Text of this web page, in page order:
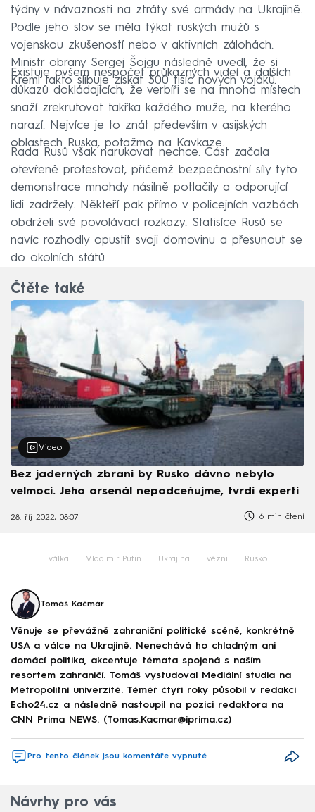
týdny v návaznosti na ztráty své armády na Ukrajině.
Podle jeho slov se měla týkat ruských mužů s
vojenskou zkušeností nebo v aktivních zálohách.
Ministr obrany Sergej Šojgu následně uvedl, že si
Kreml takto slibuje získat 300 tisíc nových vojáků.
Existuje ovšem nespočet průkazných videí a dalších
důkazů dokládajících, že verbíři se na mnoha místech
snaží zrekrutovat takřka každého muže, na kterého
narazí. Nejvíce je to znát především v asijských
oblastech Ruska, potažmo na Kavkaze.
Řada Rusů však narukovat nechce. Část začala
otevřeně protestovat, přičemž bezpečnostní síly tyto
demonstrace mnohdy násilně potlačily a odporující
lidi zadržely. Někteří pak přímo v policejních vazbách
obdrželi své povolávací rozkazy. Statisíce Rusů se
navíc rozhodly opustit svoji domovinu a přesunout se
do okolních států.
Čtěte také
Video
Bez jaderných zbraní by Rusko dávno nebylo
velmocí. Jeho arsenál nepodceňujme, tvrdí experti
28. říj 2022, 08:07 6 min čtení
válka Vladimir Putin Ukrajina vězni Rusko
Tomáš Kačmár
Věnuje se převážně zahraniční politické scéně, konkrétně
USA a válce na Ukrajině. Nenechává ho chladným ani
domácí politika, akcentuje témata spojená s naším
resortem zahraničí. Tomáš vystudoval Mediální studia na
Metropolitní univerzitě. Téměř čtyři roky působil v redakci
Echo24.cz a následně nastoupil na pozici redaktora na
CNN Prima NEWS. (Tomas.Kacmar@iprima.cz)
Pro tento článek jsou komentáře vypnuté
Návrhy pro vás